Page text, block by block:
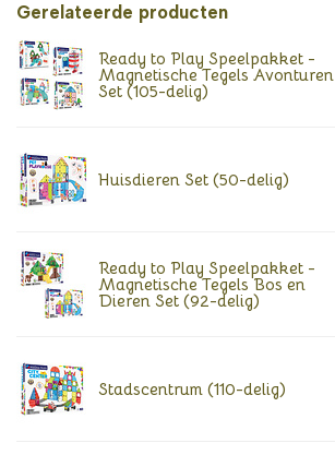
Gerelateerde producten
Ready to Play Speelpakket -
Magnetische Tegels Avonturen
Set (105-delig)
Huisdieren Set (50-delig)
Ready to Play Speelpakket -
Magnetische Tegels Bos en
Dieren Set (92-delig)
Stadscentrum (110-delig)